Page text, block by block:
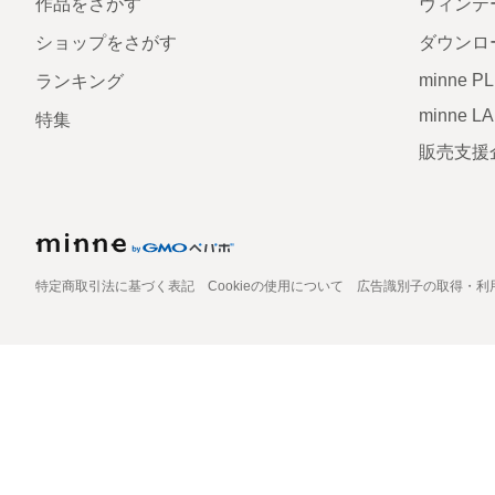
作品をさがす
ショップをさがす
ランキング
特集
ヴィンテ
ダウンロ
minne
minne
販売支援
特定商取引法に基づく表記 Cookieの使用について 広告識別子の取得・利